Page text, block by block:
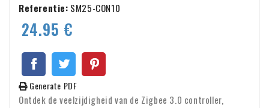
Referentie: SM25-CON10
24.95 €
Generate PDF
Ontdek de veelzijdigheid van de Zigbee 3.0 controller,